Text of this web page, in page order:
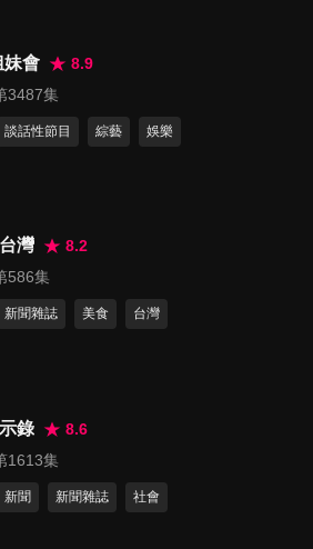
蓴？ 甜妹爆哭，型男心都化了
96
第16集 心動告白～甜妹型男體
妹會
8.9
3487集
談話性節目 綜藝 娛樂
灣
8.2
586集
新聞雜誌 美食 台灣
錄
8.6
1613集
新聞 新聞雜誌 社會